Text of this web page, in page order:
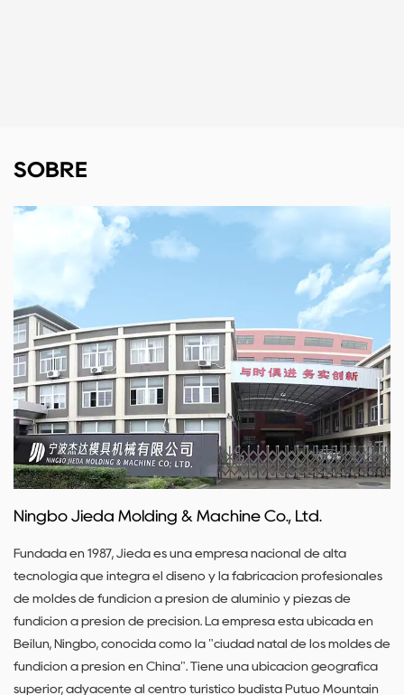
SOBRE
Ningbo Jieda Molding & Machine Co., Ltd.
Fundada en 1987, Jieda es una empresa nacional de alta
tecnología que integra el diseño y la fabricación profesionales
de moldes de fundición a presión de aluminio y piezas de
fundición a presión de precisión. La empresa está ubicada en
Beilun, Ningbo, conocida como la "ciudad natal de los moldes de
fundición a presión en China". Tiene una ubicación geográfica
superior, adyacente al centro turístico budista Putuo Mountain